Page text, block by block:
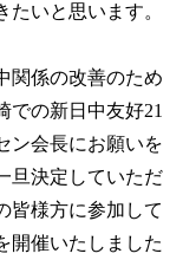
いと思います。
関係の改善のため
での新日中友好21
ン会長にお願いを
旦決定していただ
皆様方に参加して
開催いたしました